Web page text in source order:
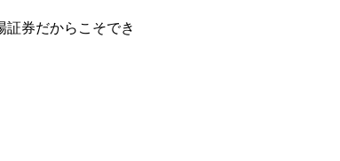
券だからこそでき